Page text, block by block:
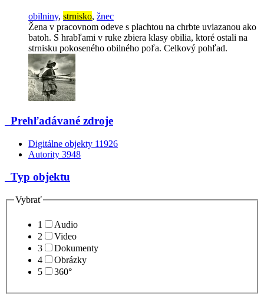
obilniny, strnisko, žnec
Žena v pracovnom odeve s plachtou na chrbte uviazanou ako
batoh. S hrabľami v ruke zbiera klasy obilia, ktoré ostali na
strnisku pokoseného obilného poľa. Celkový pohľad.
Prehľadávané zdroje
Digitálne objekty 11926
Autority 3948
Typ objektu
Vybrať
1
Audio
2
Video
3
Dokumenty
4
Obrázky
5
360°